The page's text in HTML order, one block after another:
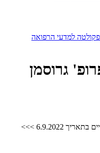
למדעי הרפואה
גרוסמן
6.9.2022 >>>